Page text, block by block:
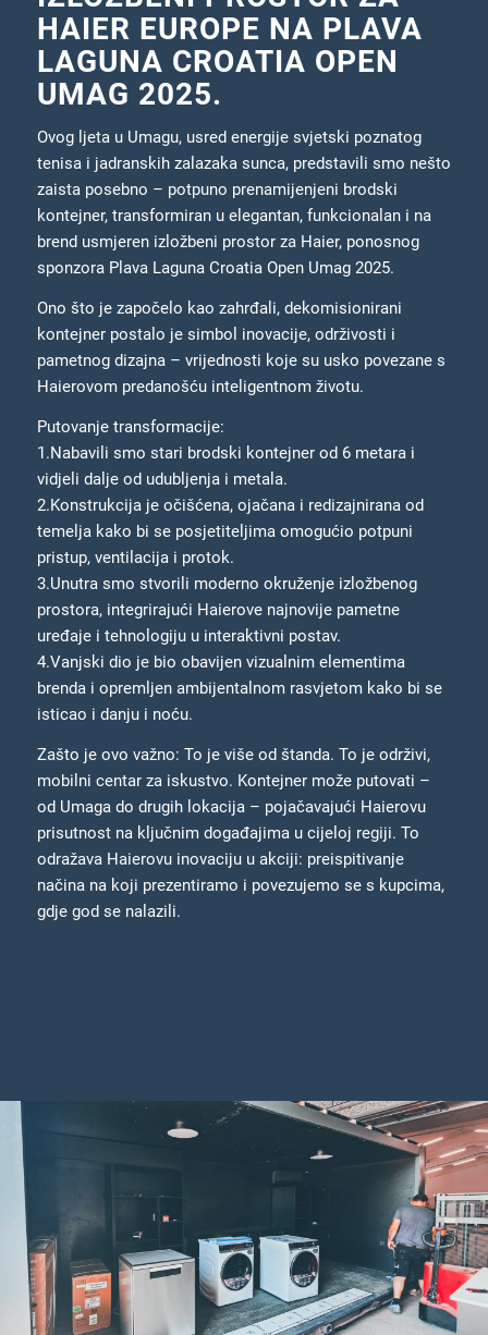
HAIER EUROPE NA PLAVA
LAGUNA CROATIA OPEN
UMAG 2025.
Ovog ljeta u Umagu, usred energije svjetski poznatog
tenisa i jadranskih zalazaka sunca, predstavili smo nešto
zaista posebno – potpuno prenamijenjeni brodski
kontejner, transformiran u elegantan, funkcionalan i na
brend usmjeren izložbeni prostor za Haier, ponosnog
sponzora Plava Laguna Croatia Open Umag 2025.
Ono što je započelo kao zahrđali, dekomisionirani
kontejner postalo je simbol inovacije, održivosti i
pametnog dizajna – vrijednosti koje su usko povezane s
Haierovom predanošću inteligentnom životu.
Putovanje transformacije:
1.Nabavili smo stari brodski kontejner od 6 metara i
vidjeli dalje od udubljenja i metala.
2.Konstrukcija je očišćena, ojačana i redizajnirana od
temelja kako bi se posjetiteljima omogućio potpuni
pristup, ventilacija i protok.
3.Unutra smo stvorili moderno okruženje izložbenog
prostora, integrirajući Haierove najnovije pametne
uređaje i tehnologiju u interaktivni postav.
4.Vanjski dio je bio obavijen vizualnim elementima
brenda i opremljen ambijentalnom rasvjetom kako bi se
isticao i danju i noću.
Zašto je ovo važno: To je više od štanda. To je održivi,
mobilni centar za iskustvo. Kontejner može putovati –
od Umaga do drugih lokacija – pojačavajući Haierovu
prisutnost na ključnim događajima u cijeloj regiji. To
odražava Haierovu inovaciju u akciji: preispitivanje
načina na koji prezentiramo i povezujemo se s kupcima,
gdje god se nalazili.